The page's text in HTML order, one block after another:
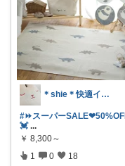
＊shie＊快適インテリア＆雑貨グッズ
#⏩スーパー
💓 ...
￥ 8,300～
1 0 18